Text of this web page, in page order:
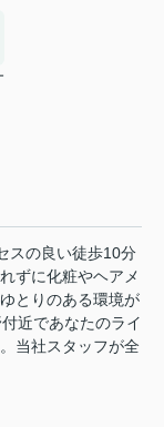
スの良い徒歩10分
ずに化粧やヘアメ
とりのある環境が
近であなたのライ
当社スタッフが全